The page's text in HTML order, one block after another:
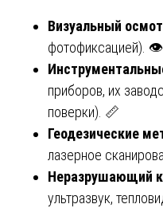
Визуальный
фотофиксацией). 👁️
приборов, их
поверки). 📏
Геодезические
лазерное
Неразрушающий
ультразвук,